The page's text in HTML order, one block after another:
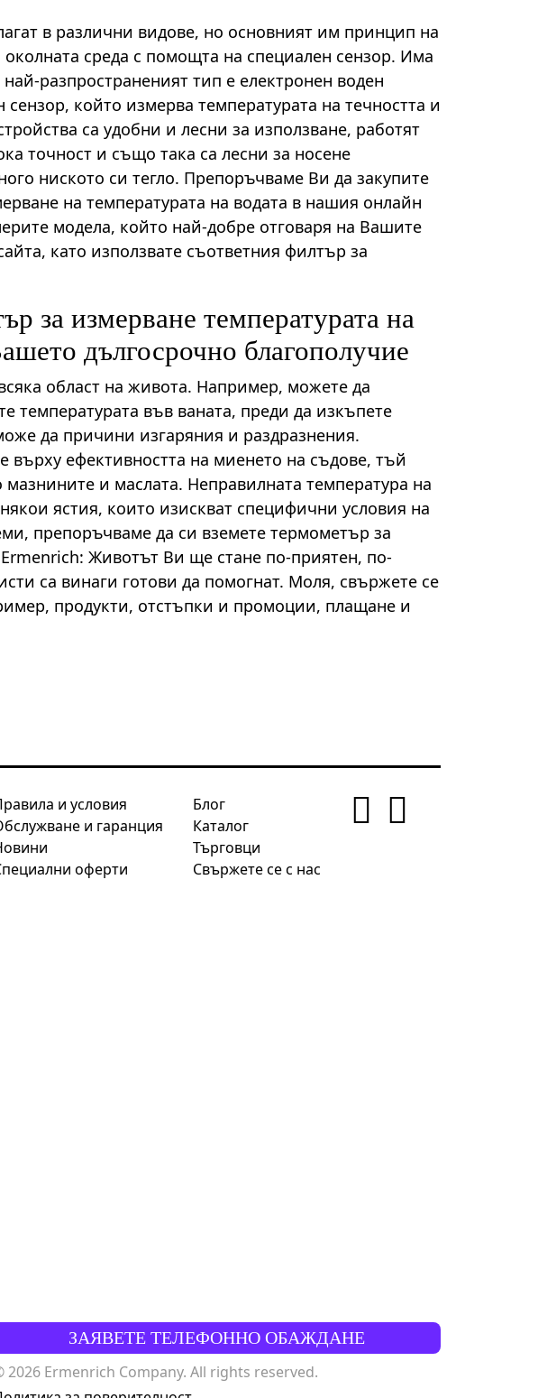
в различни видове, но основният им принцип на
среда с помощта на специален сензор. Има
разпространеният тип е електронен воден
който измерва температурата на течността и
са удобни и лесни за използване, работят
точност и също така са лесни за носене
ниското си тегло. Препоръчваме Ви да закупите
на температурата на водата в нашия онлайн
модела, който най-добре отговаря на Вашите
като използвате съответния филтър за
за измерване температурата на
дългосрочно благополучие
област на живота. Например, можете да
температурата във ваната, преди да изкъпете
да причини изгаряния и раздразнения.
върху ефективността на миенето на съдове, тъй
и маслата. Неправилната температура на
ястия, които изискват специфични условия на
препоръчваме да си вземете термометър за
Животът Ви ще стане по-приятен, по-
са винаги готови да помогнат. Моля, свържете се
продукти, отстъпки и промоции, плащане и
и условия
и гаранция
оферти
Блог
Каталог
Търговци
Свържете се с нас
ЗАЯВЕТЕ ТЕЛЕФОННО ОБАЖДАНЕ
2026 Ermenrich Company. All rights reserved.